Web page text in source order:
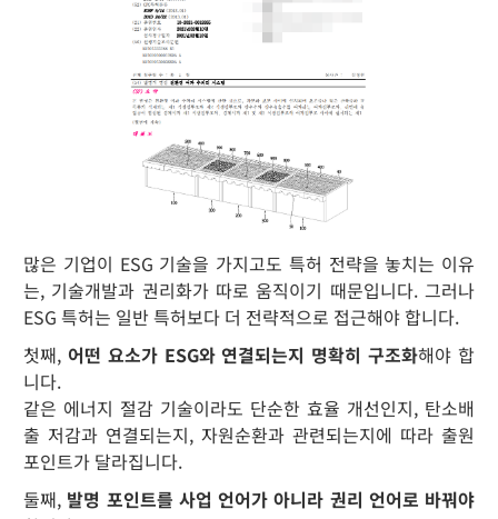
많은 기업이 ESG 기술을 가지고도 특허 전략을 놓치는 이유
는, 기술개발과 권리화가 따로 움직이기 때문입니다. 그러나
ESG 특허는 일반 특허보다 더 전략적으로 접근해야 합니다.
첫째, 어떤 요소가 ESG와 연결되는지 명확히 구조화해야 합
니다.
같은 에너지 절감 기술이라도 단순한 효율 개선인지, 탄소배
출 저감과 연결되는지, 자원순환과 관련되는지에 따라 출원
포인트가 달라집니다.
둘째, 발명 포인트를 사업 언어가 아니라 권리 언어로 바꿔야